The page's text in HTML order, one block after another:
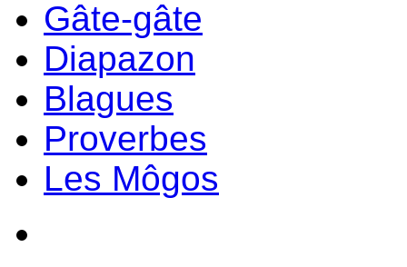
Gâte-gâte
Diapazon
Blagues
Proverbes
Les Môgos